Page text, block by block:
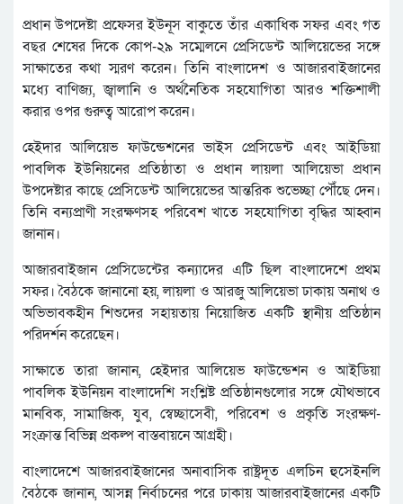
প্রধান উপদেষ্টা প্রফেসর ইউনূস বাকুতে তাঁর একাধিক সফর এবং গত
বছর শেষের দিকে কোপ-২৯ সম্মেলনে প্রেসিডেন্ট আলিয়েভের সঙ্গে
সাক্ষাতের কথা স্মরণ করেন। তিনি বাংলাদেশ ও আজারবাইজানের
মধ্যে বাণিজ্য, জ্বালানি ও অর্থনৈতিক সহযোগিতা আরও শক্তিশালী
করার ওপর গুরুত্ব আরোপ করেন।
হেইদার আলিয়েভ ফাউন্ডেশনের ভাইস প্রেসিডেন্ট এবং আইডিয়া
পাবলিক ইউনিয়নের প্রতিষ্ঠাতা ও প্রধান লায়লা আলিয়েভা প্রধান
উপদেষ্টার কাছে প্রেসিডেন্ট আলিয়েভের আন্তরিক শুভেচ্ছা পৌঁছে দেন।
তিনি বন্যপ্রাণী সংরক্ষণসহ পরিবেশ খাতে সহযোগিতা বৃদ্ধির আহ্বান
জানান।
আজারবাইজান প্রেসিডেন্টের কন্যাদের এটি ছিল বাংলাদেশে প্রথম
সফর। বৈঠকে জানানো হয়, লায়লা ও আরজু আলিয়েভা ঢাকায় অনাথ ও
অভিভাবকহীন শিশুদের সহায়তায় নিয়োজিত একটি স্থানীয় প্রতিষ্ঠান
পরিদর্শন করেছেন।
সাক্ষাতে তারা জানান, হেইদার আলিয়েভ ফাউন্ডেশন ও আইডিয়া
পাবলিক ইউনিয়ন বাংলাদেশি সংশ্লিষ্ট প্রতিষ্ঠানগুলোর সঙ্গে যৌথভাবে
মানবিক, সামাজিক, যুব, স্বেচ্ছাসেবী, পরিবেশ ও প্রকৃতি সংরক্ষণ-
সংক্রান্ত বিভিন্ন প্রকল্প বাস্তবায়নে আগ্রহী।
বাংলাদেশে আজারবাইজানের অনাবাসিক রাষ্ট্রদূত এলচিন হুসেইনলি
বৈঠকে জানান, আসন্ন নির্বাচনের পরে ঢাকায় আজারবাইজানের একটি